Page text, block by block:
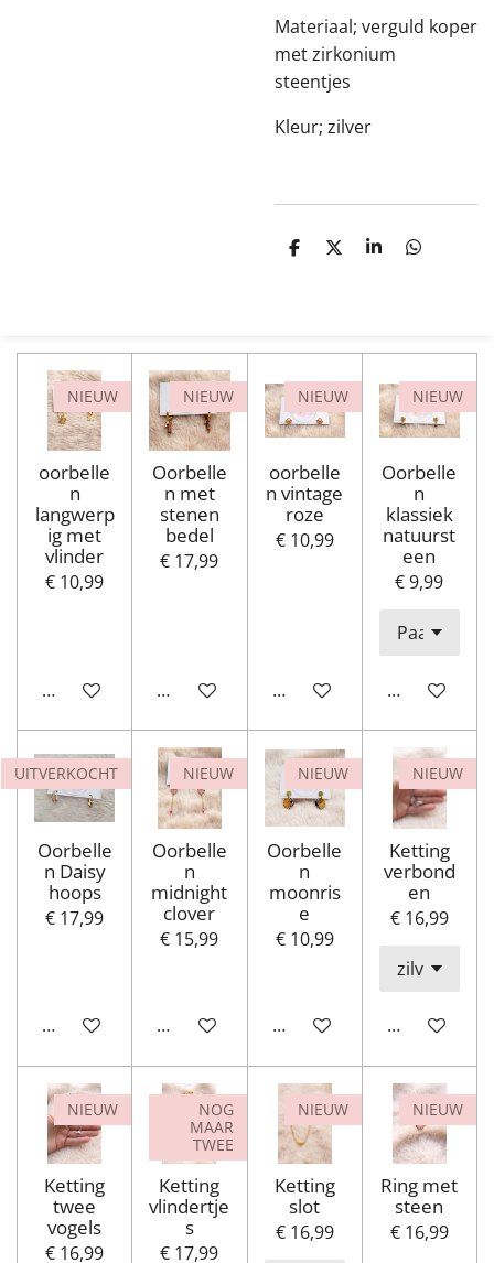
Materiaal; verguld koper
met zirkonium
steentjes
Kleur; zilver
D
D
S
D
NIEUW
oorbelle
n
langwerp
ig met
vlinder
€ 10,99
In winkelwagen
NIEUW
Oorbelle
n met
stenen
bedel
€ 17,99
In winkelwagen
NIEUW
oorbelle
n vintage
roze
€ 10,99
In winkelwagen
NIEUW
Oorbelle
n
klassiek
natuurst
een
€ 9,99
In
UITVERKOCHT
Oorbelle
n Daisy
hoops
€ 17,99
Houd mij op de hoogte
NIEUW
Oorbelle
n
midnight
clover
€ 15,99
In winkelwagen
NIEUW
Oorbelle
n
moonris
e
€ 10,99
In winkelwagen
NIEUW
Ketting
verbond
en
€ 16,99
In
NIEUW
Ketting
twee
vogels
€ 16,99
NOG
MAAR
TWEE
Ketting
vlindertje
s
€ 17,99
NIEUW
Ketting
slot
€ 16,99
NIEUW
Ring met
steen
€ 16,99